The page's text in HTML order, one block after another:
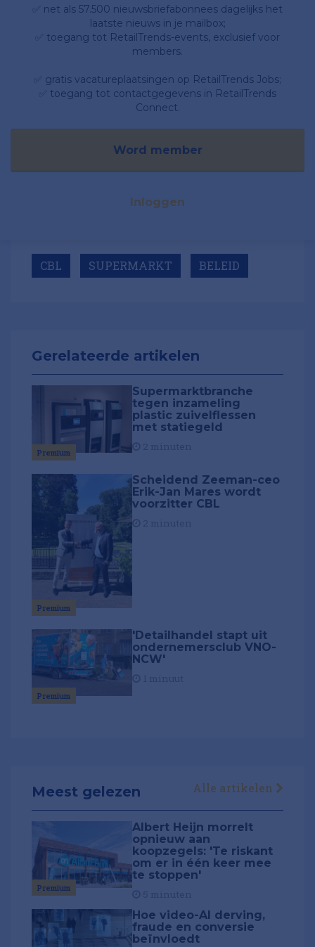
✅ net als 57.500 nieuwsbriefabonnees dagelijks het
laatste nieuws in je mailbox;
✅ toegang tot RetailTrends-events, exclusief voor
members.
✅ gratis vacatureplaatsingen op RetailTrends Jobs;
✅ toegang tot contactgegevens in RetailTrends
Connect.
Word member
Inloggen
CBL SUPERMARKT BELEID
Gerelateerde artikelen
Premium
Supermarktbranche
tegen inzameling
plastic zuivelflessen
met statiegeld
Premium
Scheidend Zeeman-ceo
Erik-Jan Mares wordt
voorzitter CBL
Premium
'Detailhandel stapt uit
ondernemersclub VNO-
NCW'
Meest gelezen Alle artikelen
Premium
Albert Heijn morrelt
opnieuw aan
koopzegels: 'Te riskant
om er in één keer mee
te stoppen'
Hoe video-AI derving,
fraude en conversie
beïnvloedt